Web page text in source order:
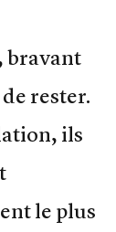
bravant
rester.
ils
le plus